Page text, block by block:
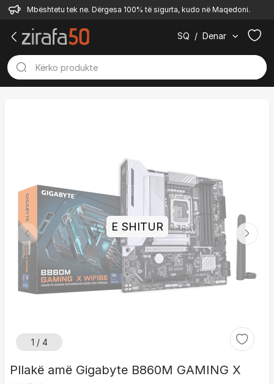
Mbështetu tek ne. Dërgesa 100% të sigurta, kudo në Maqedoni.
SQ / Denar
1 / 4
E SHITUR
Pllakë amë Gigabyte B860M GAMING X